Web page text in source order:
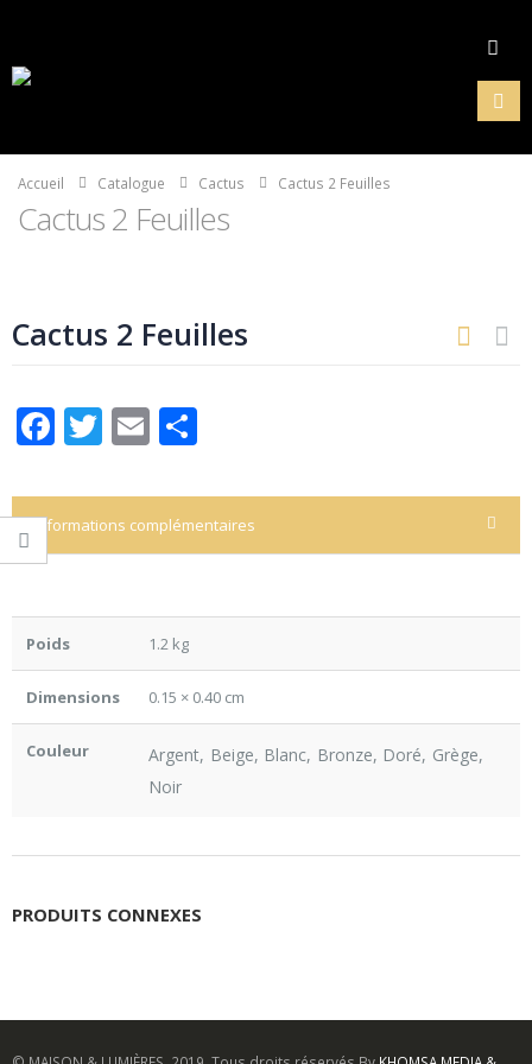
Accueil Catalogue Cactus Cactus 2 Feuilles
Cactus 2 Feuilles
Cactus 2 Feuilles
Facebook
Twitter
Email
Informations complémentaires
Poids 1.2 kg
Dimensions 0.15 × 0.40 cm
Couleur
Argent, Beige, Blanc, Bronze, Doré, Grège,
Noir
PRODUITS CONNEXES